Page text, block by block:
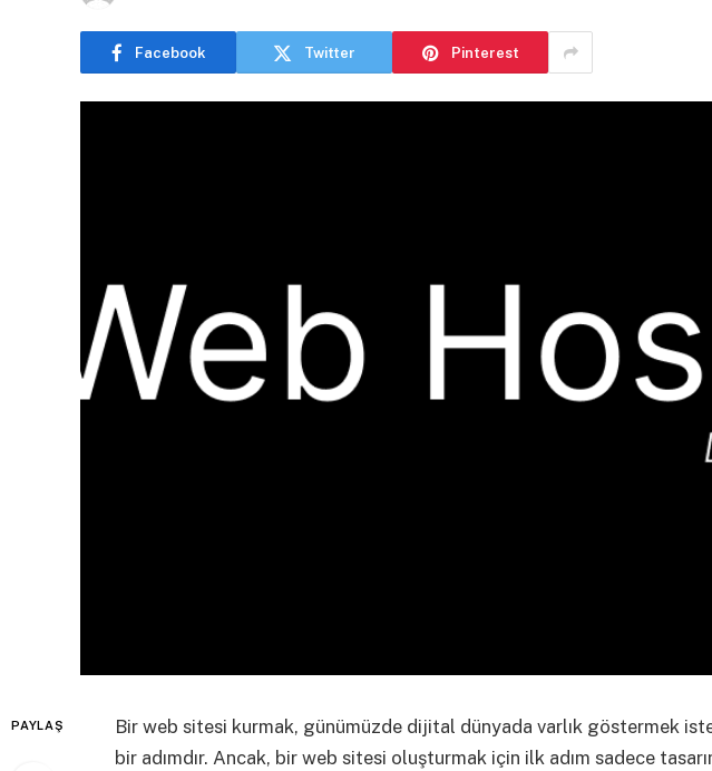
Facebook Twitter Pinterest
PAYLAŞ
Bir web sitesi kurmak, günümüzde dijital dünyada varlık göstermek
bir adımdır. Ancak, bir web sitesi oluşturmak için ilk adım sadece